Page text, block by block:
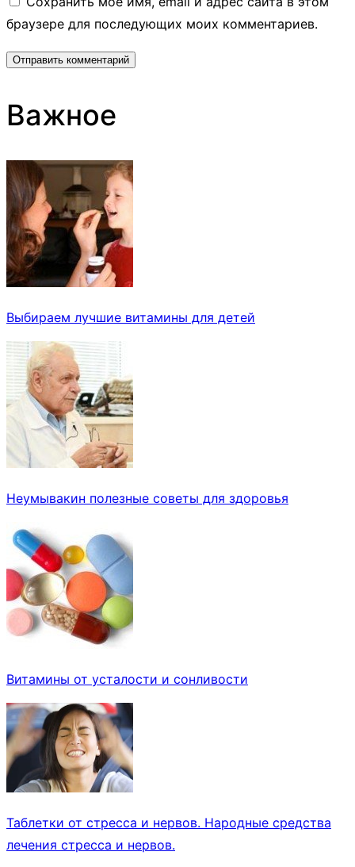
браузере для последующих моих комментариев.
Важное
Выбираем лучшие витамины для детей
Неумывакин полезные советы для здоровья
Витамины от усталости и сонливости
Таблетки от стресса и нервов. Народные средства
лечения стресса и нервов.